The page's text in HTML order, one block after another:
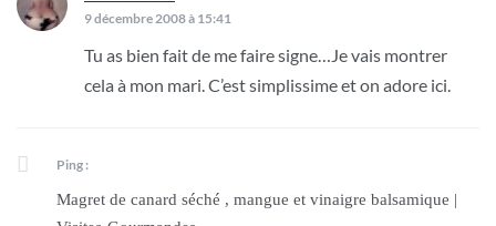
9 décembre 2008 à 15:41
Tu as bien fait de me faire signe…Je vais montrer
cela à mon mari. C’est simplissime et on adore ici.
Ping :
Magret de canard séché , mangue et vinaigre balsamique |